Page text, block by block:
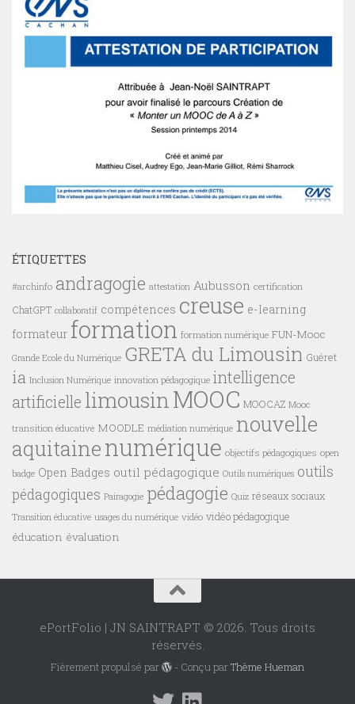
ÉTIQUETTES
#archinfo andragogie attestation Aubusson certification
ChatGPT collaboratif compétences creuse e-learning
formateur formation formation numérique FUN-Mooc
Grande Ecole du Numérique GRETA du Limousin Guéret
ia Inclusion Numérique innovation pédagogique intelligence
artificielle limousin MOOC MOOCAZ Mooc
transition éducative MOODLE médiation numérique nouvelle
aquitainenumérique objectifs pédagogiques open
badge Open Badges outil pédagogique Outils numériques outils
pédagogiques Pairagogie pédagogie Quiz réseaux sociaux
Transition éducative usages du numérique vidéo vidéo pédagogique
éducation évaluation
ePortFolio | JN SAINTRAPT © 2026. Tous droits
réservés.
Fièrement propulsé par - Conçu parThème Hueman